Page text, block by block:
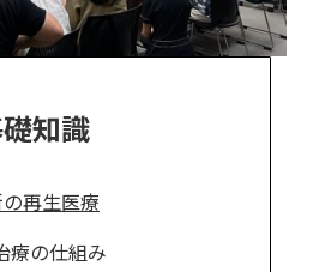
知識
再生医療
療の仕組み